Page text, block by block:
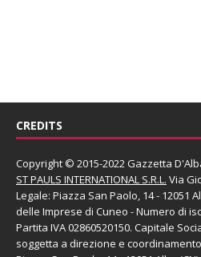
CREDITS
Copyright © 2015-2022 Gazzetta
ST PAULS INTERNATIONAL S.R.L. Via
Legale: Piazza San Paolo, 14 - 12051
delle Imprese di Cuneo - Numero di
Partita IVA 02860520150. Capitale
soggetta a direzione e